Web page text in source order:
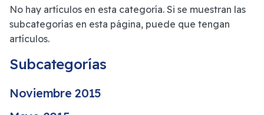
No hay artículos en esta categoría. Si se muestran las
subcategorías en esta página, puede que tengan
artículos.
Subcategorías
Noviembre 2015